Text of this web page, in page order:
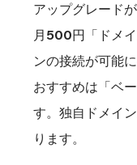
アップグレードが
月500円「ドメ
ンの接続が可能に
おすすめは「ベ
す。独自ドメイ
ります。